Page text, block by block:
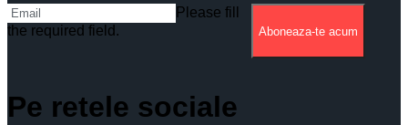
Please fill
the required field.
Aboneaza-te acum
Pe retele sociale